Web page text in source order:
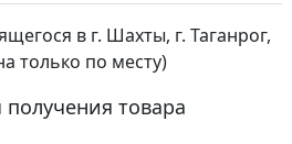
в г. Шахты, г. Таганрог,
только по месту)
товара